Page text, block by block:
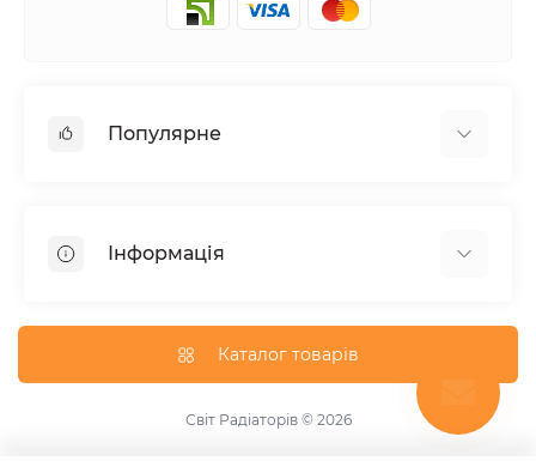
Популярне
Кутовий
Внутрішньопідлогові конвектори
Трубчасті радіатори
Інформація
Оплата
Умови обміну та повернення товару
Каталог товарів
Світ Радіаторів © 2026